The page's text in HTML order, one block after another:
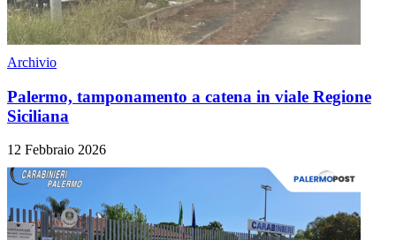
Archivio
Palermo, tamponamento a catena in viale Regione
Siciliana
12 Febbraio 2026